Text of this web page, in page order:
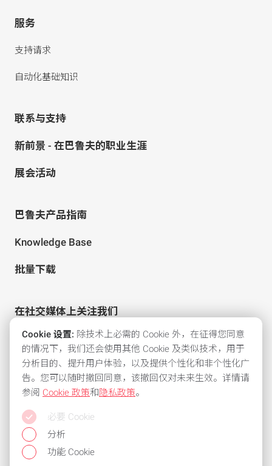
服务
支持请求
自动化基础知识
联系与支持
新前景 - 在巴鲁夫的职业生涯
展会活动
巴鲁夫产品指南
Knowledge Base
批量下载
在社交媒体上关注我们
所有常用支付方式
保持灵活性，使用以下付款方式之一：
Cookie 设置: 除技术上必需的 Cookie 外，在征得您同意
的情况下，我们还会使用其他 Cookie 及类似技术，用于
分析目的、提升用户体验，以及提供个性化和非个性化广
告。您可以随时撤回同意，该撤回仅对未来生效。详情请
参阅 Cookie 政策和隐私政策。
必要 Cookie
分析
功能 Cookie